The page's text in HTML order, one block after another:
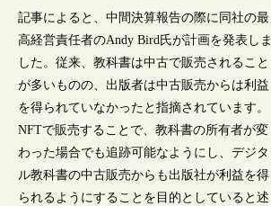
記事によると、中間決算報告の際に同社の最
高経営責任者のAndy Bird氏が計画を発表しま
した。従来、教科書は中古で販売されること
が多いものの、出版者は中古販売からは利益
を得られていなかったと指摘されています。
NFTで販売することで、教科書の所有者が変
わった場合でも追跡可能なようにし、デジタ
ル教科書の中古販売からも出版社が利益を得
られるようにすることを目的としていると述